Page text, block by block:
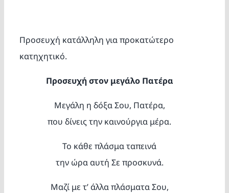
Προσευχή κατάλληλη για προκατώτερο
κατηχητικό.
Προσευχή στον μεγάλο Πατέρα
Μεγάλη η δόξα Σου, Πατέρα,
που δίνεις την καινούργια μέρα.
Το κάθε πλάσμα ταπεινά
την ώρα αυτή Σε προσκυνά.
Μαζί με τ’ άλλα πλάσματα Σου,